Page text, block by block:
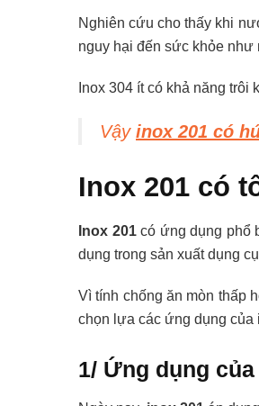
Nghiên cứu cho thấy khi
nguy hại đến sức khỏe như
Inox 304 ít có khả năng
Vậy inox 201 có
Inox 201 có
Inox 201có ứng dụng phổ
dụng trong sản xuất dụng
Vì tính chống ăn mòn thấp
chọn lựa các ứng dụng của
1/ Ứng dụng